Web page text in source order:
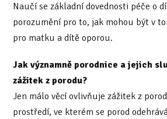
Naučí se základní dovednosti péče o
porozumění pro to, jak mohou být v
pro matku a dítě oporou.
Jak významně porodnice a jejich
zážitek z porodu?
Jen málo věcí ovlivňuje zážitek z
prostředí, ve kterém se porod